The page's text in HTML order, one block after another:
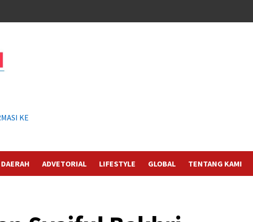
KE
DAERAH ADVETORIAL LIFESTYLE GLOBAL TENTANG KAMI